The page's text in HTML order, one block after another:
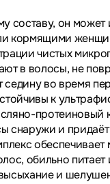
составу, он может
кормящими
чистых
в волосы, не
во время
к
протеиновый
снаружи и
обильно питает
и